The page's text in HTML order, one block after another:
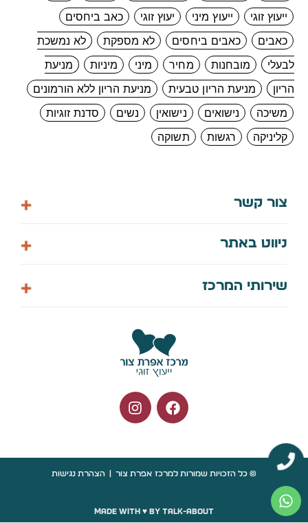
ייעוץ זוגי
ייעוץ מיני יעוץ זוגי
כאב ביחסים
כאבים
כאבים ביחסים לא מספקת
לא נמשכת
לבעלי
מובחנות מחיר מיני מיניות
מניעת
הריון
מניעת הריון טבעית
מניעת הריון ללא הורמונים
משיכה
נישואים נישואין נשים
סדנת זוגיות
קליניקה
רגשות תשוקה
צור קשר
058-7448061
הצהרת נגישות
ניווט באתר
דף הבית
שירותי המרכז
© כל הזכויות שמורות למרכז אפרת צור הצהרת נגישות
Made with ♥️ by talk-about